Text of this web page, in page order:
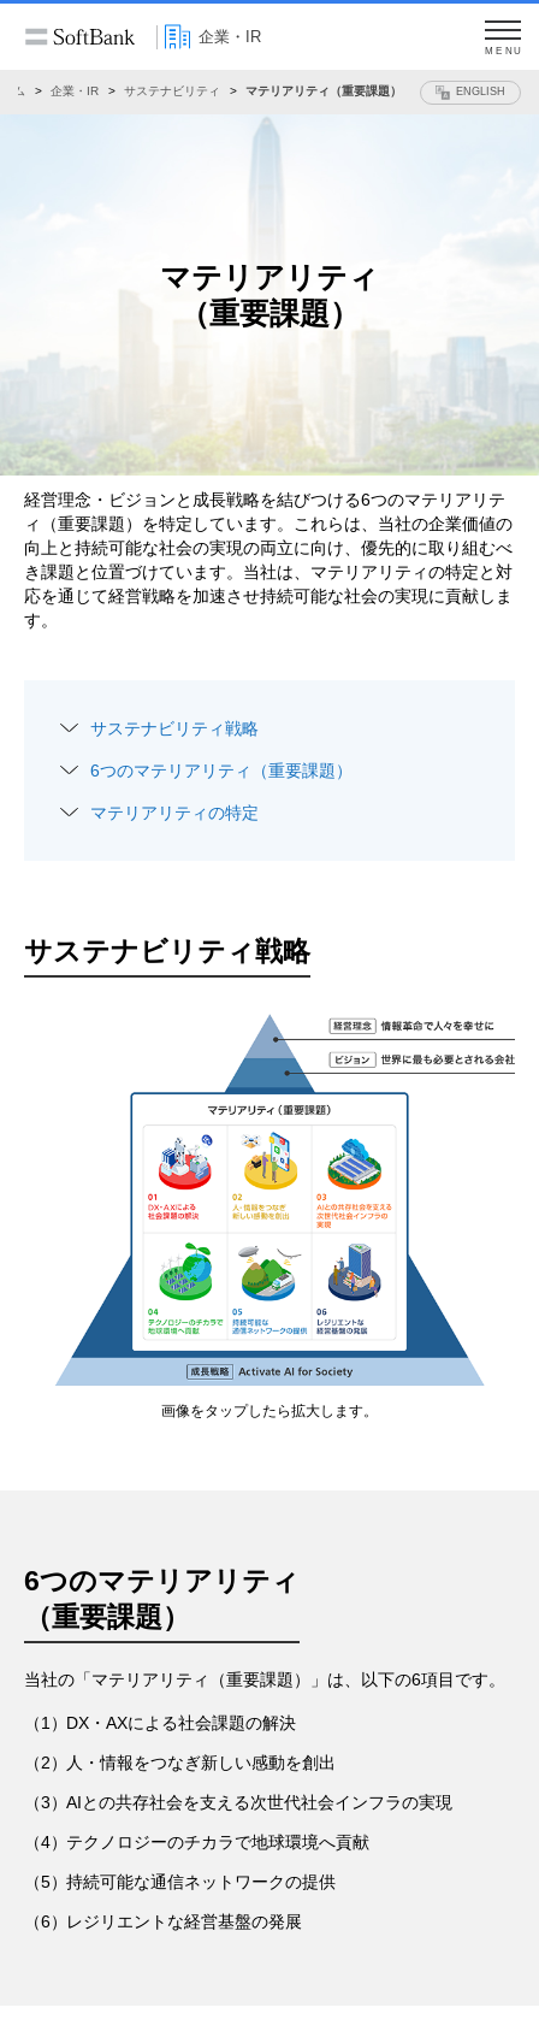
企業・IR
MENU
ム 企業・IR サステナビリティ マテリアリティ（重要課題） ENGLISH
マテリアリティ
（重要課題）
経営理念・ビジョンと成長戦略を結びつける6つのマテリアリテ
ィ（重要課題）を特定しています。これらは、当社の企業価値の
向上と持続可能な社会の実現の両立に向け、優先的に取り組むべ
き課題と位置づけています。当社は、マテリアリティの特定と対
応を通じて経営戦略を加速させ持続可能な社会の実現に貢献しま
す。
サステナビリティ戦略
6つのマテリアリティ（重要課題）
マテリアリティの特定
サステナビリティ戦略
画像をタップしたら拡大します。
6つのマテリアリティ
（重要課題）
当社の「マテリアリティ（重要課題）」は、以下の6項目です。
（1） DX・AXによる社会課題の解決
（2） 人・情報をつなぎ新しい感動を創出
（3）AIとの共存社会を支える次世代社会インフラの実現
（4） テクノロジーのチカラで地球環境へ貢献
（5）持続可能な通信ネットワークの提供
（6） レジリエントな経営基盤の発展